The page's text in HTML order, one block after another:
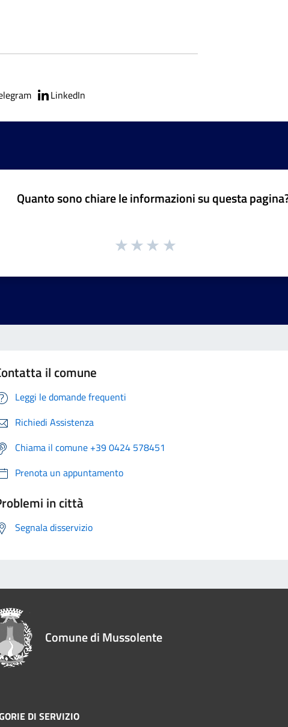
LinkedIn
Quanto sono chiare le informazioni su questa
il comune
Leggi le domande frequenti
Richiedi Assistenza
Chiama il comune +39 0424 578451
Prenota un appuntamento
in città
Segnala disservizio
Comune di Mussolente
DI SERVIZIO